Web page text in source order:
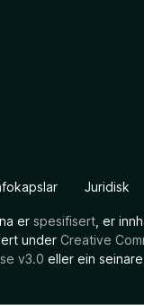
Juridisk
er spesifisert , er
under Creative
v3.0 eller ein